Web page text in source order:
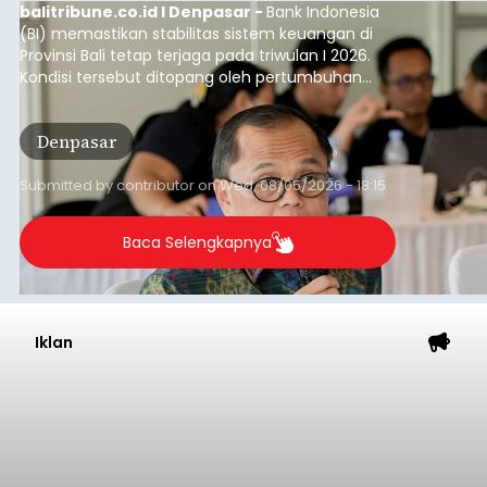
balitribune.co.id I Denpasar - Bank Indonesia
(BI) memastikan stabilitas sistem keuangan di
Provinsi Bali tetap terjaga pada triwulan I 2026.
Kondisi tersebut ditopang oleh pertumbuhan
penyaluran kredit yang masih positif, terutama
pada sektor-sektor utama penggerak ekonomi
daerah, dengan risiko kredit yang tetap
terkendali.
Denpasar
Submitted bycontributoronWed, 08/05/2026 - 18:15
Baca Selengkapnya
Iklan